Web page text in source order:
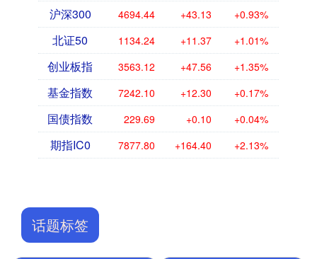
沪深300 4694.44 +43.13 +0.93%
北证50 1134.24 +11.37 +1.01%
创业板指 3563.12 +47.56 +1.35%
基金指数 7242.10 +12.30 +0.17%
国债指数 229.69 +0.10 +0.04%
期指IC0 7877.80 +164.40 +2.13%
话题标签